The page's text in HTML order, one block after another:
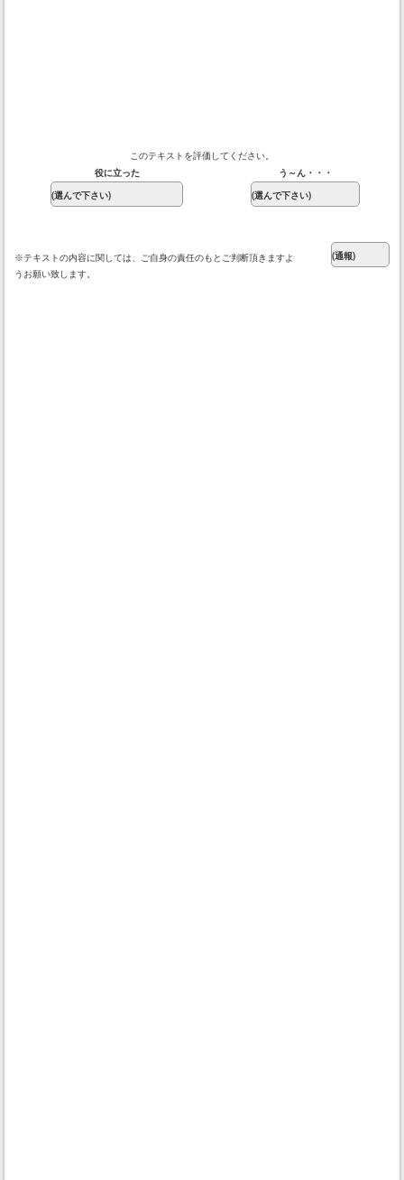
このテキストを評価してください。
役に立った
う～ん・・・
※テキストの内容に関しては、ご自身の責任のもとご判断頂きますよ
うお願い致します。